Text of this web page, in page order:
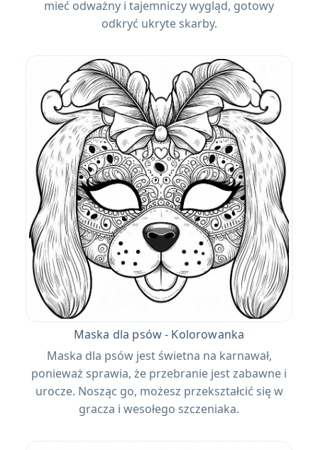
mieć odważny i tajemniczy wygląd, gotowy
odkryć ukryte skarby.
Maska dla psów - Kolorowanka
Maska dla psów jest świetna na karnawał,
ponieważ sprawia, że ​​przebranie jest zabawne i
urocze. Nosząc go, możesz przekształcić się w
gracza i wesołego szczeniaka.